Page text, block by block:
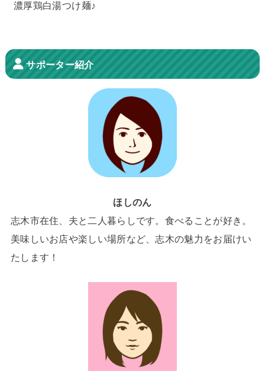
濃厚鶏白湯つけ麺♪
サポーター紹介
ほしのん
志木市在住、夫と二人暮らしです。食べることが好き。
美味しいお店や楽しい場所など、志木の魅力をお届けい
たします！